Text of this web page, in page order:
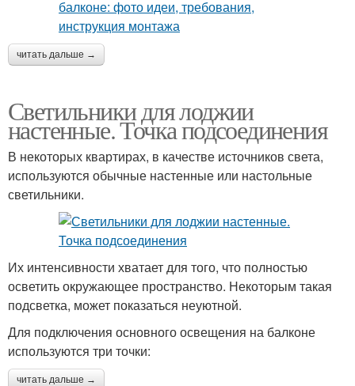
читать дальше →
Светильники для лоджии
настенные. Точка подсоединения
В некоторых квартирах, в качестве источников света,
используются обычные настенные или настольные
светильники.
Их интенсивности хватает для того, что полностью
осветить окружающее пространство. Некоторым такая
подсветка, может показаться неуютной.
Для подключения основного освещения на балконе
используются три точки:
читать дальше →